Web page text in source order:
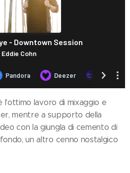
lavoro di mixaggio e
mentre a supporto della
con la giungla di cemento di
un altro cenno nostalgico